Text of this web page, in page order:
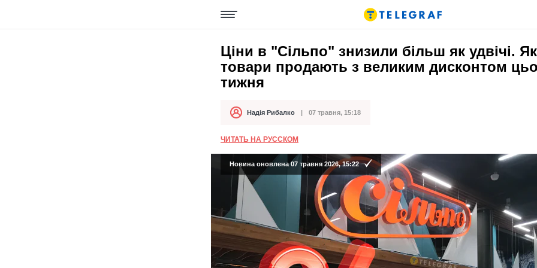
Ціни в "Сільпо" знизили більш як удвічі.
товари продають з великим дисконтом
тижня
АвторНадія Рибалко
Дата публікації 07 травня, 15:18
ЧИТАТЬ НА РУССКОМ
Новина оновлена 07 травня 2026, 15:22